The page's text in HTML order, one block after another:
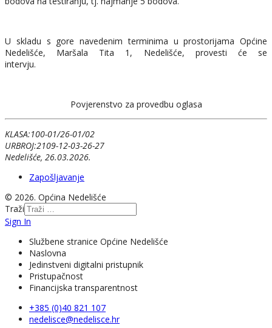
U skladu s gore navedenim terminima u prostorijama Općine
Nedelišće, Maršala Tita 1, Nedelišće, provesti će se
intervju.
Povjerenstvo za provedbu oglasa
KLASA:100-01/26-01/02
URBROJ:2109-12-03-26-27
Nedelišće, 26.03.2026.
Zapošljavanje
© 2026. Općina Nedelišće
Traži
Sign In
Službene stranice Općine Nedelišće
Naslovna
Jedinstveni digitalni pristupnik
Pristupačnost
Financijska transparentnost
+385 (0)40 821 107
nedelisce@nedelisce.hr